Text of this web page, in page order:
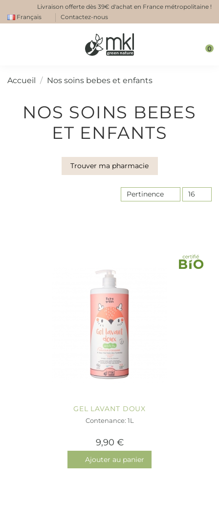
Livraison offerte dès 39€ d'achat en France métropolitaine !
Français
Contactez-nous
0
Accueil Nos soins bebes et enfants
NOS SOINS BEBES
ET ENFANTS
Trouver ma pharmacie
Pertinence 16
GEL LAVANT DOUX
Contenance: 1L
9,90 €
Ajouter au panier